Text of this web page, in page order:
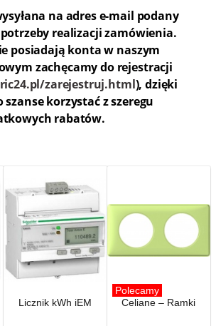
na adres e-mail podany
realizacji zamówienia.
posiadają konta w naszym
zachęcamy do rejestracji
zarejestruj.html), dzięki
korzystać z szeregu
rabatów.
Licznik kWh iEM
Polecamy
Celiane – Ramki